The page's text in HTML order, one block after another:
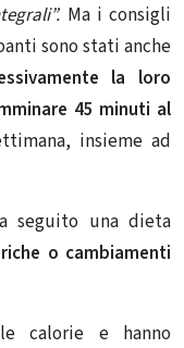
Ma i consigli
sono stati anche
la loro
45 minuti al
insieme ad
seguito una dieta
o cambiamenti
calorie e hanno